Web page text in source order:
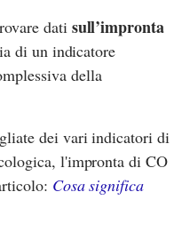
dati sull’impronta
di un indicatore
della
dei vari indicatori di
l'impronta di CO
Cosa significa